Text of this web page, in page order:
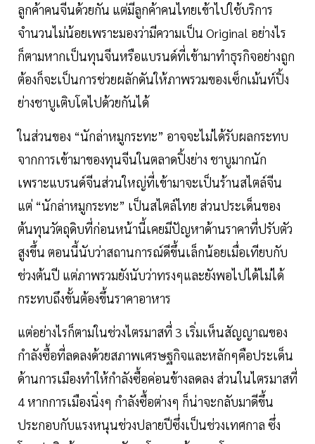
ลูกค้าคนจีนด้วยกัน แต่มีลูกค้าคนไทยเข้าไปใช้บริการ
จำนวนไม่น้อยเพราะมองว่ามีความเป็น Original อย่างไร
ก็ตามหากเป็นทุนจีนหรือแบรนด์ที่เข้ามาทำธุรกิจอย่างถูก
ต้องก็จะเป็นการช่วยผลักดันให้ภาพรวมของเซ็กเม้นท์ปิ้ง
ย่างชาบูเติบโตไปด้วยกันได้
ในส่วนของ “นักล่าหมูกระทะ” อาจจะไม่ได้รับผลกระทบ
จากการเข้ามาของทุนจีนในตลาดปิ้งย่าง ชาบูมากนัก
เพราะแบรนด์จีนส่วนใหญ่ที่เข้ามาจะเป็นร้านสไตล์จีน
แต่ “นักล่าหมูกระทะ” เป็นสไตล์ไทย ส่วนประเด็นของ
ต้นทุนวัตถุดิบที่ก่อนหน้านี้เคยมีปัญหาด้านราคาที่ปรับตัว
สูงขึ้น ตอนนี้นับว่าสถานการณ์ดีขึ้นเล็กน้อยเมื่อเทียบกับ
ช่วงต้นปี แต่ภาพรวมยังนับว่าทรงๆและยังพอไปได้ไม่ได้
กระทบถึงขั้นต้องขึ้นราคาอาหาร
แต่อย่างไรก็ตามในช่วงไตรมาสที่ 3 เริ่มเห็นสัญญาณของ
กำลังซื้อที่ลดลงด้วยสภาพเศรษฐกิจและหลักๆคือประเด็น
ด้านการเมืองทำให้กำลังซื้อค่อนข้างลดลง ส่วนในไตรมาสที่
4 หากการเมืองนิ่งๆ กำลังซื้อต่างๆ ก็น่าจะกลับมาดีขึ้น
ประกอบกับแรงหนุนช่วงปลายปีซึ่งเป็นช่วงเทศกาล ซึ่ง